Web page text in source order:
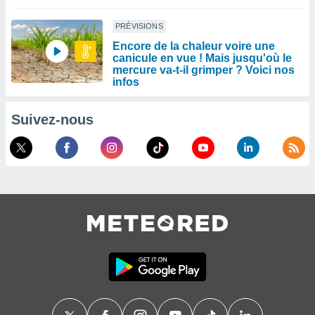
PRÉVISIONS
Encore de la chaleur voire une
canicule en vue ! Mais jusqu'où le
mercure va-t-il grimper ? Voici nos
infos
Suivez-nous